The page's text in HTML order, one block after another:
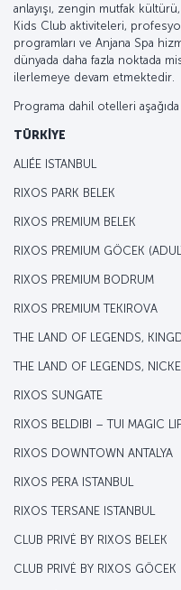
anlayışı, zengin mutfak
Kids Club aktiviteleri,
programları ve Anjana Spa
dünyada daha fazla noktada
ilerlemeye devam etmektedir.
Programa dahil otelleri
TÜRKİYE
ALIÉE ISTANBUL
RIXOS PARK BELEK
RIXOS PREMIUM BELEK
RIXOS PREMIUM GÖCEK
RIXOS PREMIUM BODRUM
RIXOS PREMIUM TEKIROVA
THE LAND OF LEGENDS,
THE LAND OF LEGENDS,
RIXOS SUNGATE
RIXOS BELDIBI – TUI MAGIC
RIXOS DOWNTOWN ANTALYA
RIXOS PERA ISTANBUL
RIXOS TERSANE ISTANBUL
CLUB PRIVĖ BY RIXOS BELEK
CLUB PRIVĖ BY RIXOS GÖCEK